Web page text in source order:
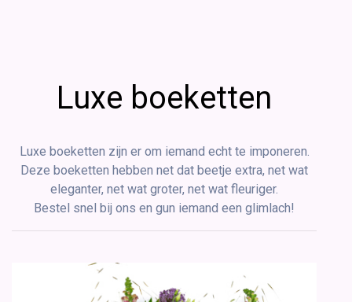
Luxe boeketten
Luxe boeketten zijn er om iemand echt te imponeren.
Deze boeketten hebben net dat beetje extra, net wat
eleganter, net wat groter, net wat fleuriger.
Bestel snel bij ons en gun iemand een glimlach!